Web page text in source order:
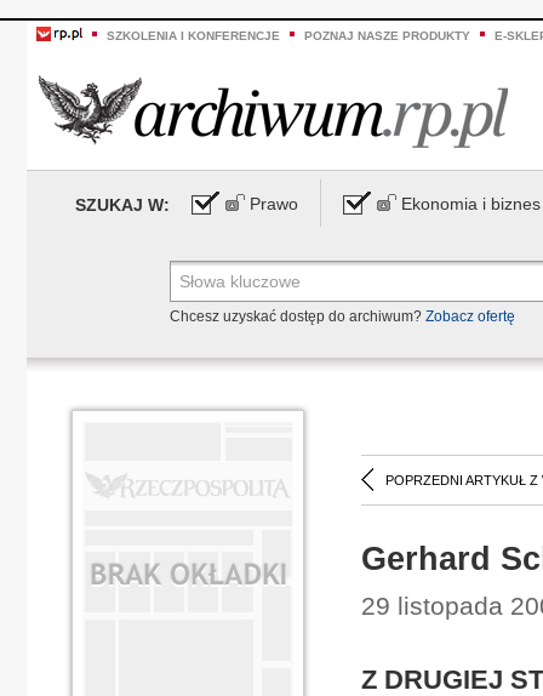
SZKOLENIA I KONFERENCJE POZNAJ NASZE PRODUKTY E-
SZUKAJ W: Prawo Ekonomia i biznes
Chcesz uzyskać dostęp do archiwum? Zobacz ofertę
POPRZEDNI ARTYKUŁ Z
Gerhard
29 listopada
Z DRUGIEJ